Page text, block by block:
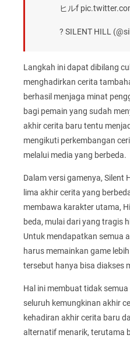
ヒルf
? SILENT HILL
Langkah ini dapat dibilang
menghadirkan cerita
berhasil menjaga minat
bagi pemain yang sudah
akhir cerita baru tentu
mengikuti perkembangan
melalui media yang berbeda.
Dalam versi gamenya, Silent
lima akhir cerita yang
membawa karakter utama,
beda, mulai dari yang tragis
Untuk mendapatkan semua
harus memainkan game
tersebut hanya bisa diakses
Hal ini membuat tidak
seluruh kemungkinan akhir
kehadiran akhir cerita baru
alternatif menarik, terutama